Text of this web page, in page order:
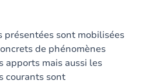
sont mobilisées
de phénomènes
apports mais aussi les
courants sont